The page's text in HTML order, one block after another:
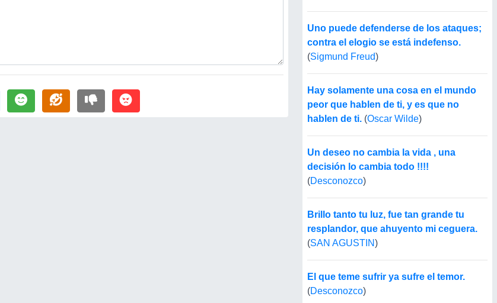
Uno puede defenderse de los ataques;
contra el elogio se está indefenso.
(Sigmund Freud)
Hay solamente una cosa en el mundo
peor que hablen de ti, y es que no
hablen de ti. (Oscar Wilde)
Un deseo no cambia la vida , una
decisión lo cambia todo !!!!
(Desconozco)
Brillo tanto tu luz, fue tan grande tu
resplandor, que ahuyento mi ceguera.
(SAN AGUSTIN)
El que teme sufrir ya sufre el temor.
(Desconozco)